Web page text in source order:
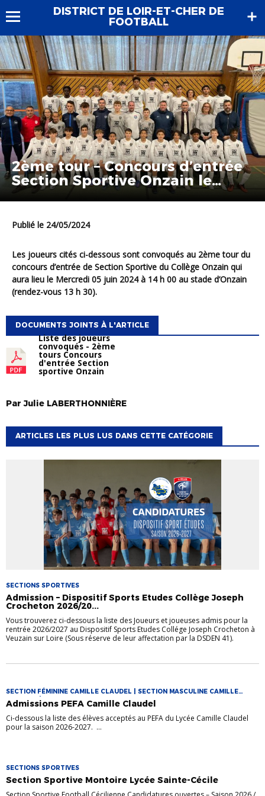
DISTRICT DE LOIR-ET-CHER DE
FOOTBALL
2ème tour – Concours d’entrée
Section Sportive Onzain le
05.06.2024
Publié le 24/05/2024
Les joueurs cités ci-dessous sont convoqués au 2ème tour du
concours d’entrée de Section Sportive du Collège Onzain qui
aura lieu le Mercredi 05 juin 2024 à 14 h 00 au stade d’Onzain
(rendez-vous 13 h 30).
DOCUMENTS JOINTS À L'ARTICLE
Liste des joueurs
convoqués - 2ème
tours Concours
d'entrée Section
sportive Onzain
ParJulie LABERTHONNIÈRE
ARTICLES LES PLUS LUS DANS CETTE CATÉGORIE
SECTIONS SPORTIVES
Admission – Dispositif Sports Etudes Collège Joseph
Crocheton 2026/20...
Vous trouverez ci-dessous la liste des Joueurs et joueuses admis pour la
rentrée 2026/2027 au Dispositif Sports Etudes Collége Joseph Crocheton à
Veuzain sur Loire (Sous réserve de leur affectation par la DSDEN 41).
SECTION FÉMININE CAMILLE CLAUDEL | SECTION MASCULINE CAMILLE
CLAUDEL | SECTIONS SPORTIVES
Admissions PEFA Camille Claudel
Ci-dessous la liste des élèves acceptés au PEFA du Lycée Camille Claudel
pour la saison 2026-2027. ...
SECTIONS SPORTIVES
Section Sportive Montoire Lycée Sainte-Cécile